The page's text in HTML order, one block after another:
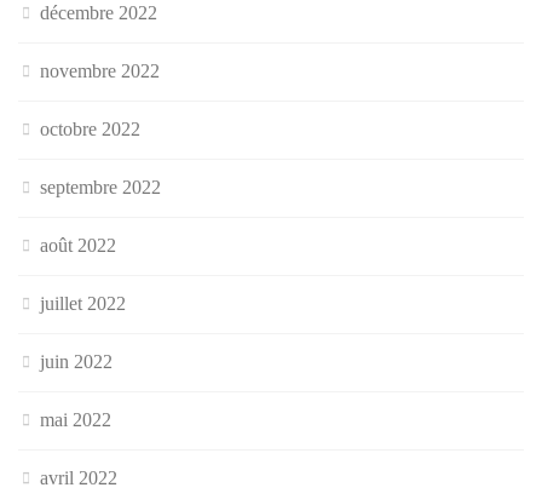
décembre 2022
novembre 2022
octobre 2022
septembre 2022
août 2022
juillet 2022
juin 2022
mai 2022
avril 2022